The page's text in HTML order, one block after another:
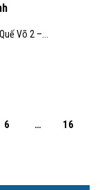
Võ 2 –...
6 … 16